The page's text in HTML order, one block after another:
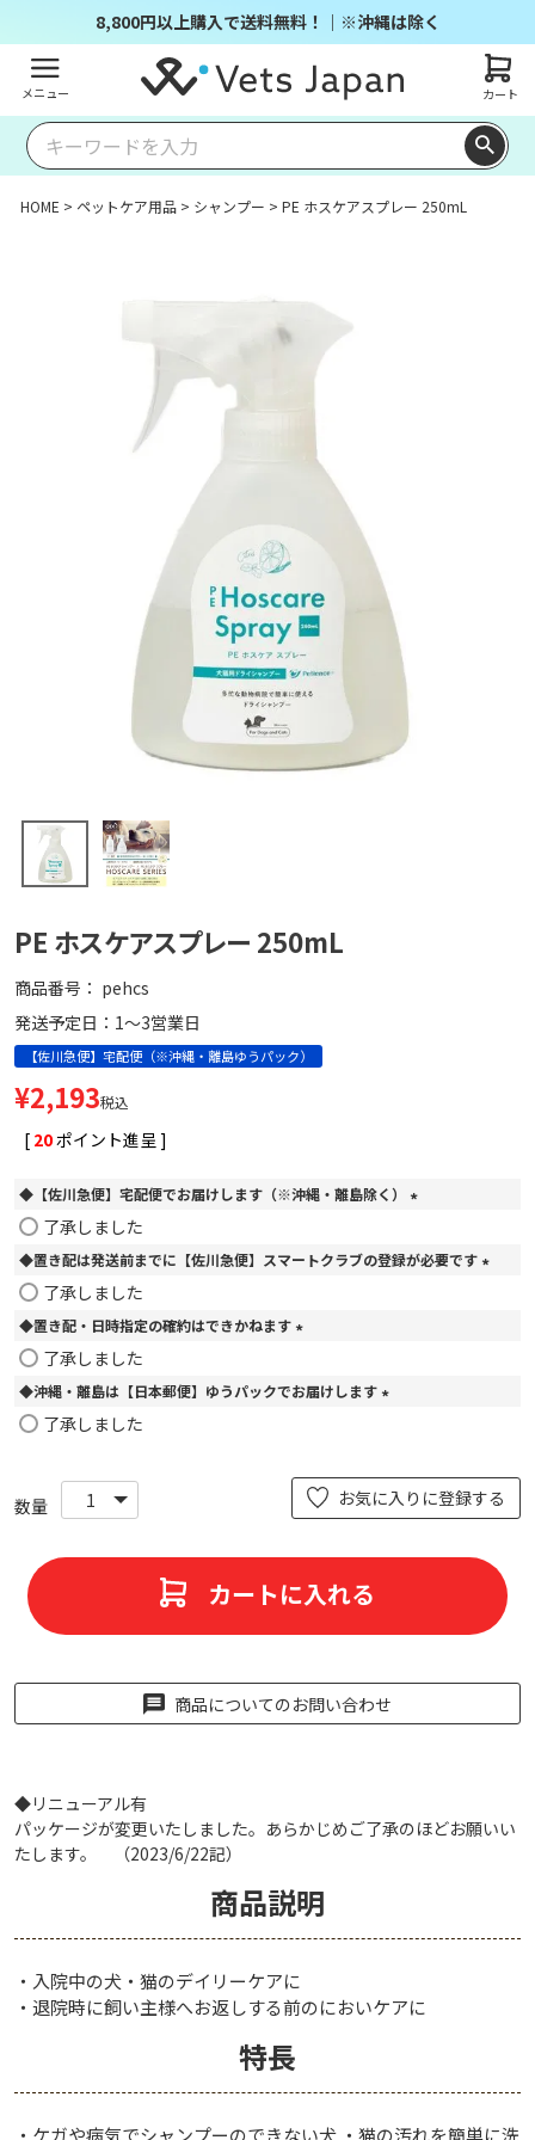
8,800円以上購入で送料無料！｜※沖縄は除く
メニュー カート
HOME ペットケア用品 シャンプー PE ホスケアスプレー 250mL
PE ホスケアスプレー 250mL
商品番号
pehcs
発送予定日：1～3営業日
【佐川急便】宅配便（※沖縄・離島ゆうパック）
¥2,193税込
[ 20ポイント進呈 ]
◆【佐川急便】宅配便でお届けします（※沖縄・離島除く）
須
了承しました
◆置き配は発送前までに【佐川急便】スマートクラブの登録が必要です
了承しました
◆置き配・日時指定の確約はできかねます
須
了承しました
◆沖縄・離島は【日本郵便】ゆうパックでお届けします
)
了承しました
お気に入りに登録する
カートに入れる
商品についてのお問い合わせ
◆リニューアル有
パッケージが変更いたしました。あらかじめご了承のほどお願いい
たします。 （2023/6/22記）
商品説明
・入院中の犬・猫のデイリーケアに
・退院時に飼い主様へお返しする前のにおいケアに
特長